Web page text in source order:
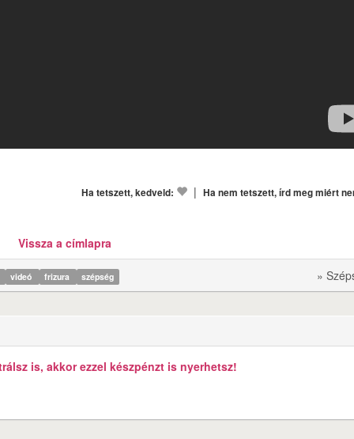
Ha tetszett, kedveld: | Ha nem tetszett, írd meg miért
Vissza a címlapra
videó frizura szépség »
is, akkor ezzel készpénzt is nyerhetsz!